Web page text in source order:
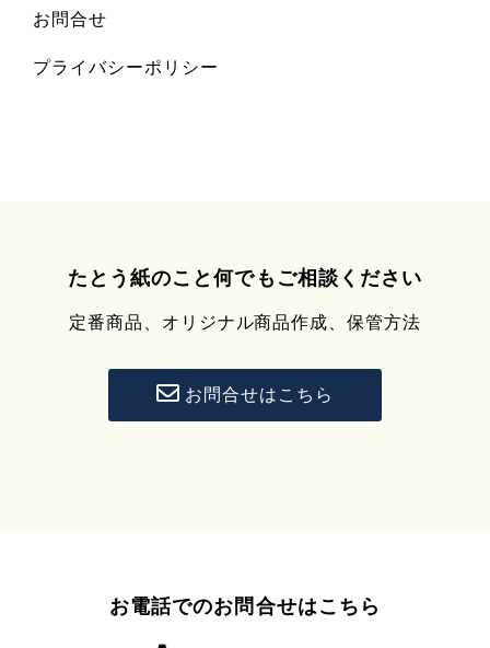
お問合せ
プライバシーポリシー
たとう紙のこと何でもご相談ください
定番商品、オリジナル商品作成、保管方法
お問合せはこちら
お電話でのお問合せはこちら